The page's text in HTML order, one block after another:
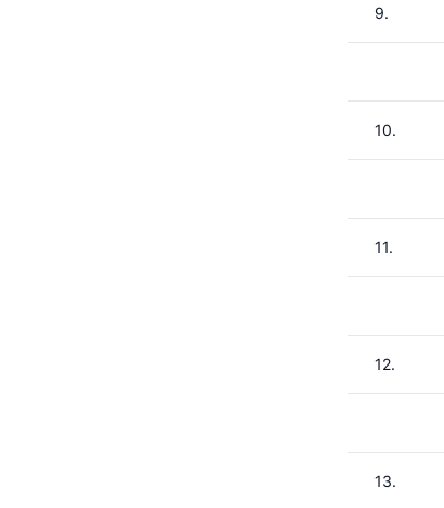
9.
10.
11.
12.
13.